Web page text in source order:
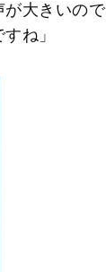
が大きいので
ね」